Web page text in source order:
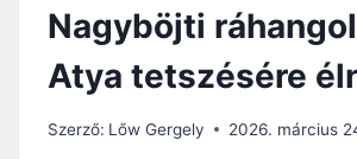
Nagyböjti
Atya tetszésére
Szerző: Lőw Gergely 2026. március